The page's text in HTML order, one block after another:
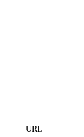
URL